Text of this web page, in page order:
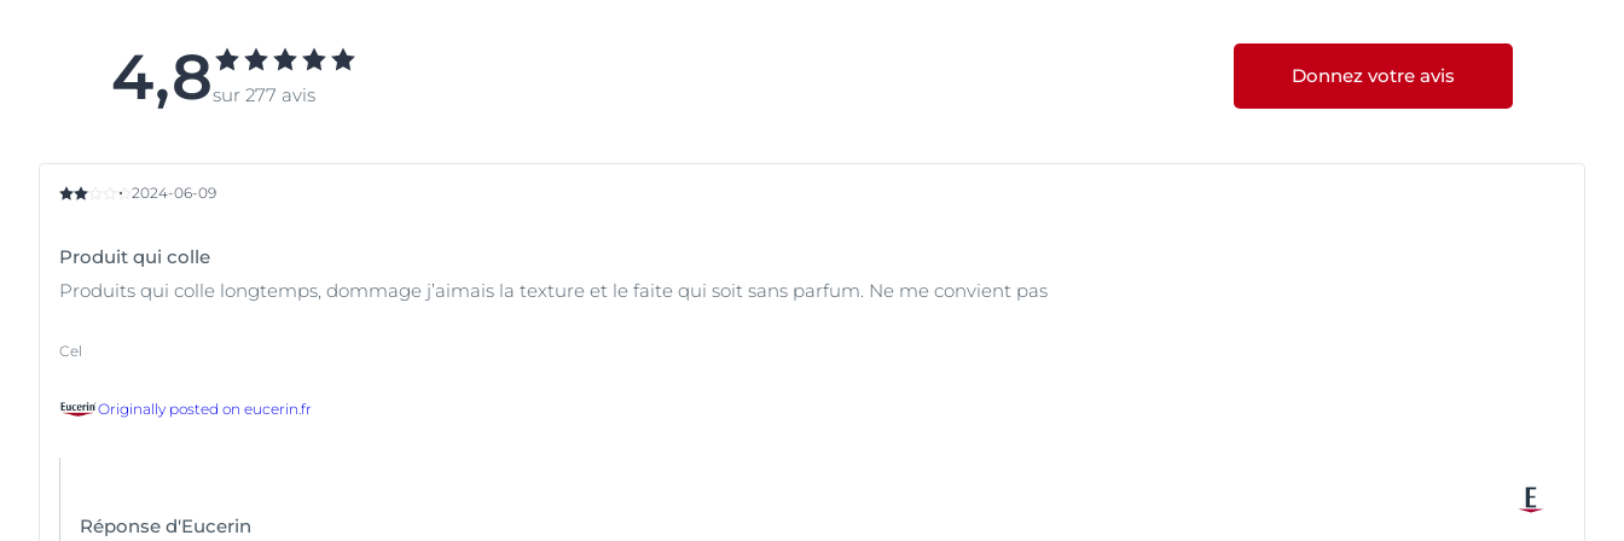
4,8sur 277 avis
Donnez votre avis
2024-06-09
Produit qui colle
Produits qui colle longtemps, dommage j’aimais la texture et le faite qui soit sans parfum. Ne me convient pas
Cel
Originally posted on eucerin.fr
Réponse d'Eucerin